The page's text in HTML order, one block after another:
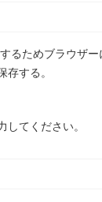
るためブラウザ
存する。
してください。